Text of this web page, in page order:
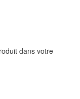
dans votre